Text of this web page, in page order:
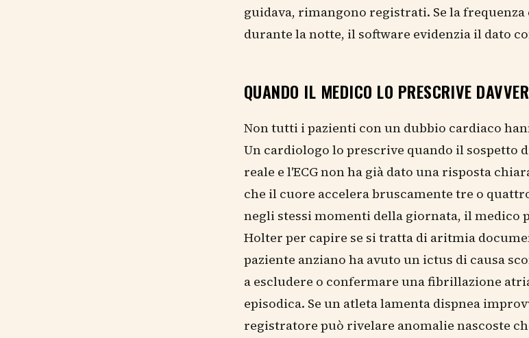
guidava, rimangono registrati. Se la frequenza
durante la notte, il software evidenzia il dato
QUANDO IL MEDICO LO PRESCRIVE
Non tutti i pazienti con un dubbio cardiaco
Un cardiologo lo prescrive quando il sospetto
reale e l'ECG non ha già dato una risposta
che il cuore accelera bruscamente tre o
negli stessi momenti della giornata, il medico
Holter per capire se si tratta di aritmia
paziente anziano ha avuto un ictus di causa
a escludere o confermare una fibrillazione
episodica. Se un atleta lamenta dispnea
registratore può rivelare anomalie nascoste